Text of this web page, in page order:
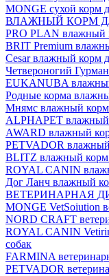
MONGE сухой корм
ВЛАЖНЫЙ КОРМ
PRO PLAN влажный
BRIT Premium
Cesar влажный корм
Четвероногий
EUKANUBA
Родные корма
Мнямс влажный корм
ALPHAPET влажный
AWARD влажный
PETVADOR
BLITZ влажный корм
ROYAL CANIN
Дог Ланч влажный
ВЕТЕРИНАРНАЯ
MONGE VetSoiution
NORD CRAFT
ROYAL CANIN
собак
FARMINA
PETVADOR